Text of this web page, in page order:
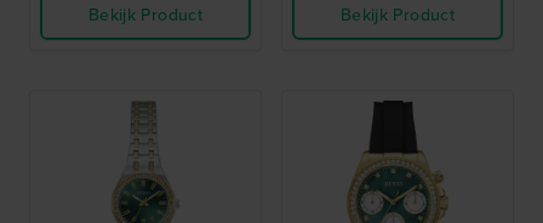
Bekijk Product
Bekijk Product